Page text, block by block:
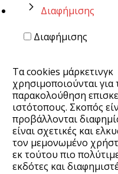
Διαφήμισης
Διαφήμισης
Τα cookies μάρκετινγκ
χρησιμοποιούνται για
παρακολούθηση
ιστότοπους. Σκοπός
προβάλλονται
είναι σχετικές και
τον μεμονωμένο
εκ τούτου πιο
εκδότες και